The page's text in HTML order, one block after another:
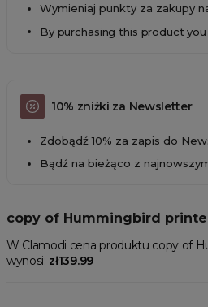
Wymieniaj punkty za zakupy
By purchasing this product
10% zniżki za Newsletter
Zdobądź 10% za zapis do
Bądź na bieżąco z
copy of Hummingbird
W Clamodi cena produktu copy of
wynosi: zł139.99